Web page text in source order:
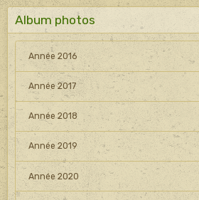
Album photos
Année 2016
Année 2017
Année 2018
Année 2019
Année 2020